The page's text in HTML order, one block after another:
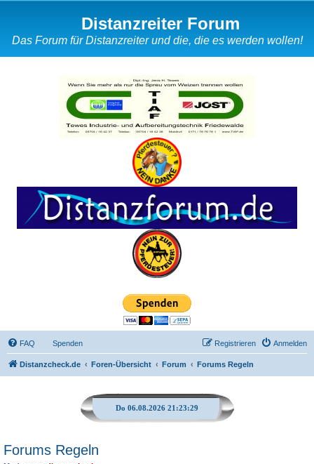
Distanzreiter Forum
Das Forum für Distanzreiter und die, die es werden wollen!
FAQ Spenden Anmelden
Registrieren
Distanzcheck.de Foren-Übersicht Forum Forums Regeln
Do 06.08.2026 21:23:29
Forums Regeln